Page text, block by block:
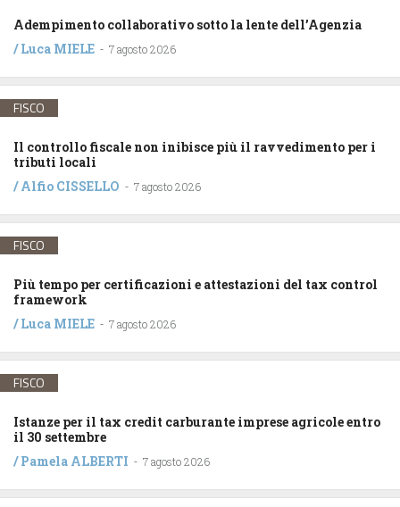
Adempimento collaborativo sotto la lente dell’Agenzia
/Luca MIELE - 7 agosto 2026
FISCO
Il controllo fiscale non inibisce più il ravvedimento per i
tributi locali
/Alfio CISSELLO - 7 agosto 2026
FISCO
Più tempo per certificazioni e attestazioni del tax control
framework
/Luca MIELE - 7 agosto 2026
FISCO
Istanze per il tax credit carburante imprese agricole entro
il 30 settembre
/Pamela ALBERTI - 7 agosto 2026